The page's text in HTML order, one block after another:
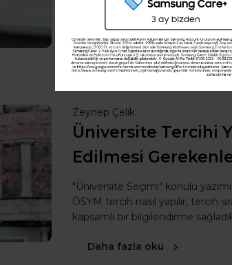
Bu yazımızda, Instagram’da
olduğuna ve Instagram’dan
hesabının nasıl olması
Daha fazla oku
Zeynep Çelik
Üniversite Tercihi
Edilmesi
"Üniversite Seçimi" konulu
ÖSYM tercih nasıl yapılır, tercih
kapsamlı bir bilgilendirme
Daha fazla oku